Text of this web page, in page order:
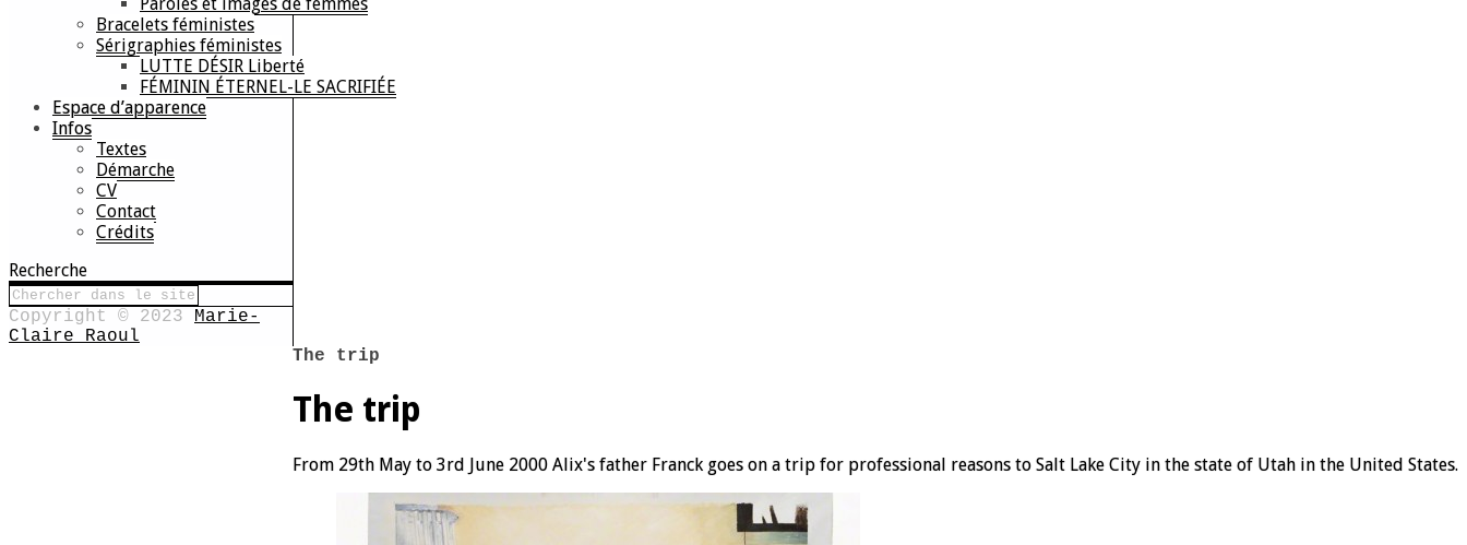
Bracelets féministes
Sérigraphies féministes
LUTTE DÉSIR Liberté
FÉMININ ÉTERNEL-LE SACRIFIÉE
Espace d’apparence
Infos
Textes
Démarche
CV
Contact
Crédits
Recherche
Copyright © 2023 Marie-
Claire Raoul
The trip
The trip
From 29th May to 3rd June 2000 Alix's father Franck goes on a trip for professional reasons to Salt Lake City in the state of Utah in the United States.